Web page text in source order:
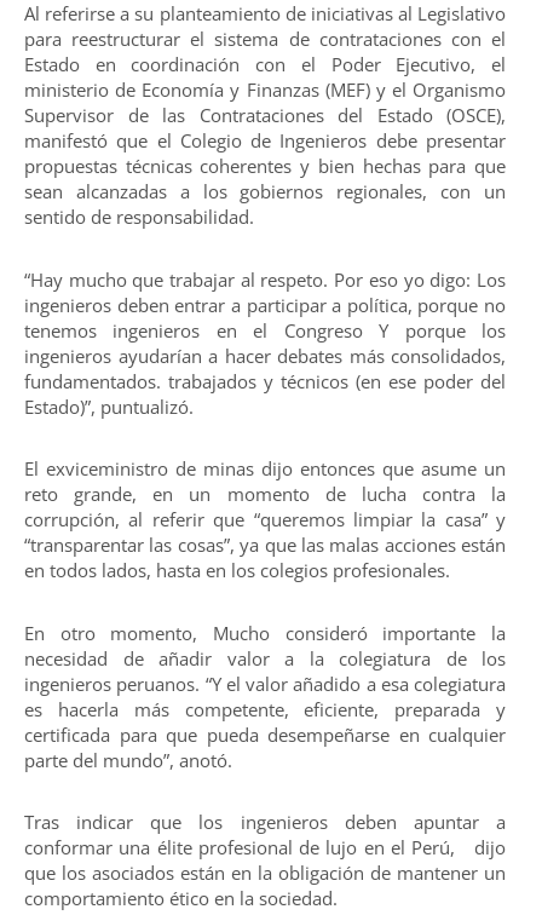
Al referirse a su planteamiento de iniciativas al Legislativo
para reestructurar el sistema de contrataciones con el
Estado en coordinación con el Poder Ejecutivo, el
ministerio de Economía y Finanzas (MEF) y el Organismo
Supervisor de las Contrataciones del Estado (OSCE),
manifestó que el Colegio de Ingenieros debe presentar
propuestas técnicas coherentes y bien hechas para que
sean alcanzadas a los gobiernos regionales, con un
sentido de responsabilidad.
“Hay mucho que trabajar al respeto. Por eso yo digo: Los
ingenieros deben entrar a participar a política, porque no
tenemos ingenieros en el Congreso Y porque los
ingenieros ayudarían a hacer debates más consolidados,
fundamentados. trabajados y técnicos (en ese poder del
Estado)”, puntualizó.
El exviceministro de minas dijo entonces que asume un
reto grande, en un momento de lucha contra la
corrupción, al referir que “queremos limpiar la casa” y
“transparentar las cosas”, ya que las malas acciones están
en todos lados, hasta en los colegios profesionales.
En otro momento, Mucho consideró importante la
necesidad de añadir valor a la colegiatura de los
ingenieros peruanos. “Y el valor añadido a esa colegiatura
es hacerla más competente, eficiente, preparada y
certificada para que pueda desempeñarse en cualquier
parte del mundo”, anotó.
Tras indicar que los ingenieros deben apuntar a
conformar una élite profesional de lujo en el Perú, dijo
que los asociados están en la obligación de mantener un
comportamiento ético en la sociedad.